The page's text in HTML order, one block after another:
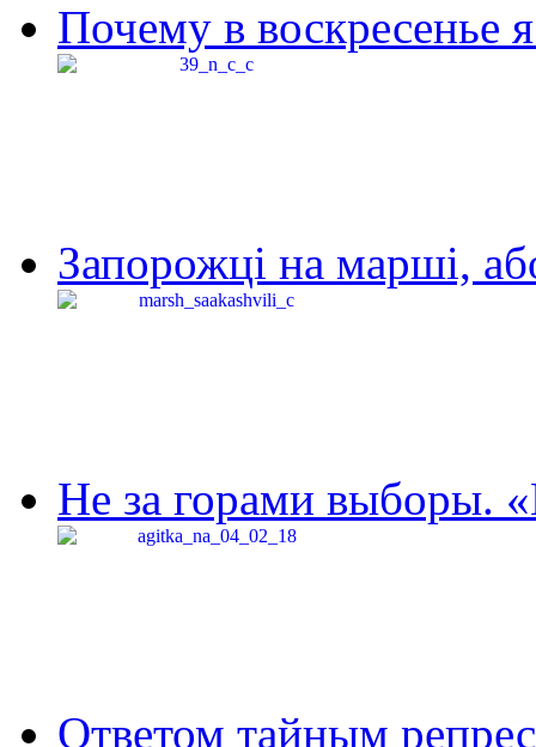
Почему в воскресенье
Запорожці на марші,
Не за горами выборы.
Ответом тайным